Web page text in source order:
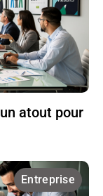
atout pour
Entreprise